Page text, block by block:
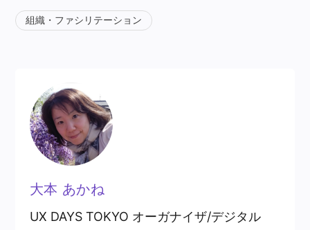
組織・ファシリテーション
大本 あかね
UX DAYS TOKYO オーガナイザ/デジタル